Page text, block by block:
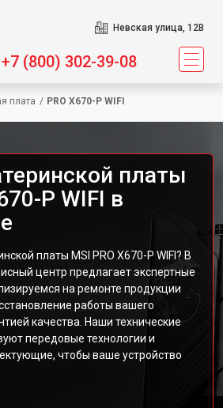
Невская улица, 12В
+7 (800) 302-39-08
плата / PRO X670-P WIFI
платы
P WIFI в
платы MSI PRO X670-P WIFI? В
центр предлагает экспертные
на ремонте продукции
работы вашего
качества. Наши технические
передовые технологии и
чтобы ваше устройство